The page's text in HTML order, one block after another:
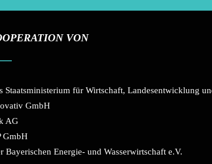
VON
Staatsministerium für Wirtschaft, Landesentwicklung
GmbH
AG
GmbH
Bayerischen Energie- und Wasserwirtschaft e.V.